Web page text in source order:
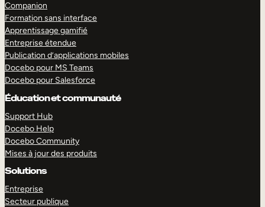
Companion
Formation sans interface
Apprentissage gamifié
Entreprise étendue
Publication d’applications mobiles
Docebo pour MS Teams
Docebo pour Salesforce
Éducation et communauté
Support Hub
Docebo Help
Docebo Community
Mises à jour des produits
Solutions
Entreprise
Secteur publique